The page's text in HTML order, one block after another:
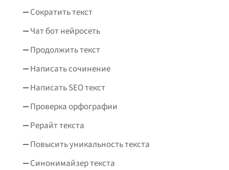
Сократить текст
Чат бот нейросеть
Продолжить текст
Написать сочинение
Написать SEO текст
Проверка орфографии
Рерайт текста
Повысить уникальность текста
Синонимайзер текста